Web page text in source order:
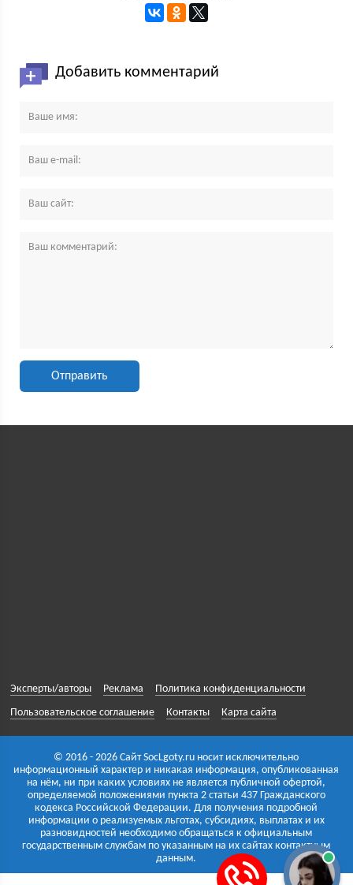
Добавить комментарий
Эксперты/авторы Реклама
Политика конфиденциальности
Пользовательское соглашение
Контакты Карта сайта
© 2016 - 2026 Сайт SocLgoty.ru носит исключительно
информационный характер и никакая информация, опубликованная
на нём, ни при каких условиях не является публичной офертой,
определяемой положениями пункта 2 статьи 437 Гражданского
кодекса Российской Федерации. Для получения подробной
информации о реализуемых льготах, субсидиях, выплатах и их
разновидностей необходимо обращаться к официальным
государственным службам по указанным на их сайтах контактным
данным.